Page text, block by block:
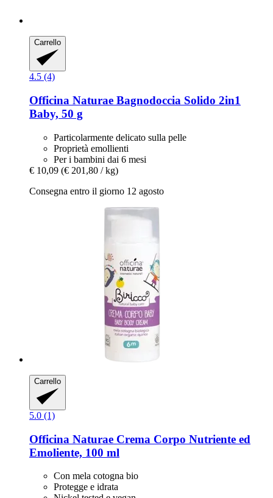
Carrello
4.5 (4)
Officina Naturae Bagnodoccia Solido 2in1
Baby, 50 g
Particolarmente delicato sulla pelle
Proprietà emollienti
Per i bambini dai 6 mesi
€ 10,09 (€ 201,80 / kg)
Consegna entro il giorno 12 agosto
Carrello
5.0 (1)
Officina Naturae Crema Corpo Nutriente ed
Emoliente, 100 ml
Con mela cotogna bio
Protegge e idrata